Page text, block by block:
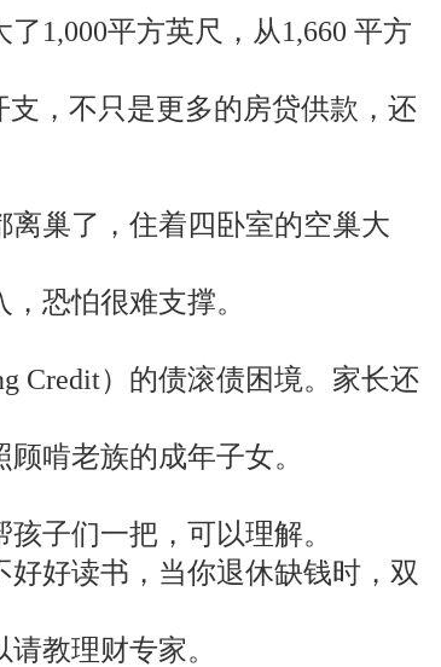
1,000平方英尺，从1,660 平方
，不只是更多的房贷供款，还
巢了，住着四卧室的空巢大
恐怕很难支撑。
Credit）的债滚债困境。家长还
啃老族的成年子女。
子们一把，可以理解。
好读书，当你退休缺钱时，双
教理财专家。